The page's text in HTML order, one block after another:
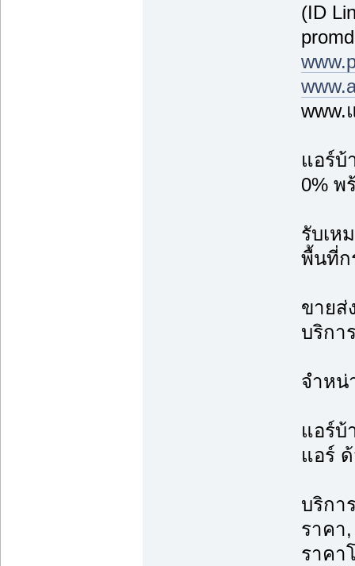
(ID
www.
แอร์บ้
0% พ
รับเห
พื้นที่ก
ขายส่
บริกา
จำหน่
แอร์บ้
แอร์
บริกา
ราคา
ราคา